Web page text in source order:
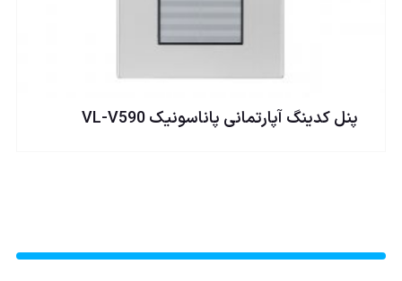
پنل كدينگ آپارتمانی پاناسونيک VL-V590